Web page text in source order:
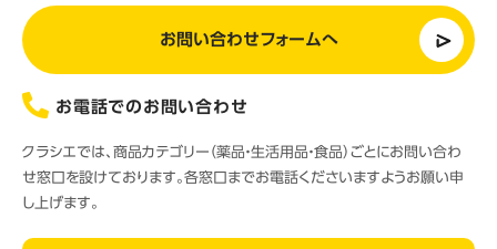
お問い合わせフォームへ
お電話でのお問い合わせ
クラシエでは、商品カテゴリー（薬品・生活用品・食品）ごとにお問い合わ
せ窓口を設けております。各窓口までお電話くださいますようお願い申
し上げます。